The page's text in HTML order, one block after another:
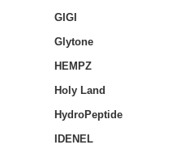
GIGI
Glytone
HEMPZ
Holy Land
HydroPeptide
IDENEL